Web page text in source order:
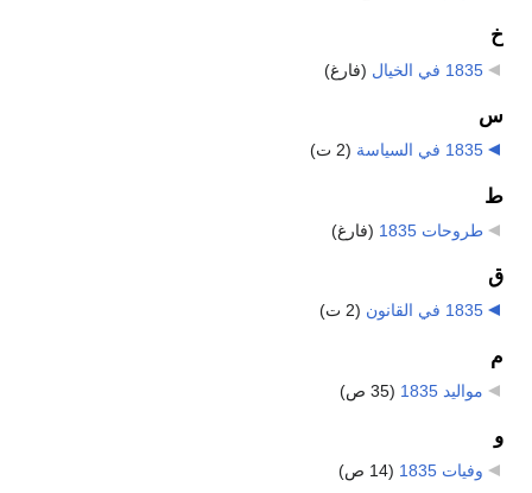
خ
1835 في الخيال (فارغ)
س
1835 في السياسة (2 ت)
ط
طروحات 1835 (فارغ)
ق
1835 في القانون (2 ت)
م
مواليد 1835 (35 ص)
و
وفيات 1835 (14 ص)